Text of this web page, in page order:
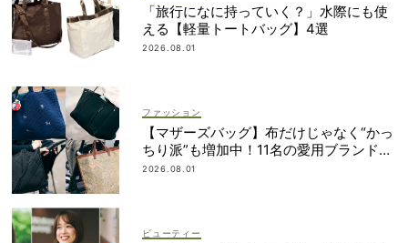
「旅行になに持っていく？」水際にも使
える【軽量トートバッグ】4選
2026.08.01
ファッション
【マザーズバッグ】布だけじゃなく“かっ
ちり派”も増加中！11名の愛用ブランド
は？
2026.08.01
ビューティー